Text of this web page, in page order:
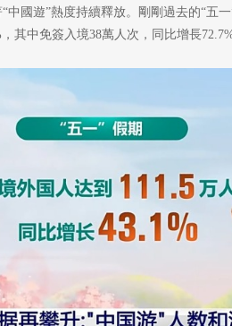
中國遊”熱度持續釋放。剛剛過去的“五
其中免簽入境38萬人次，同比增長72.7%